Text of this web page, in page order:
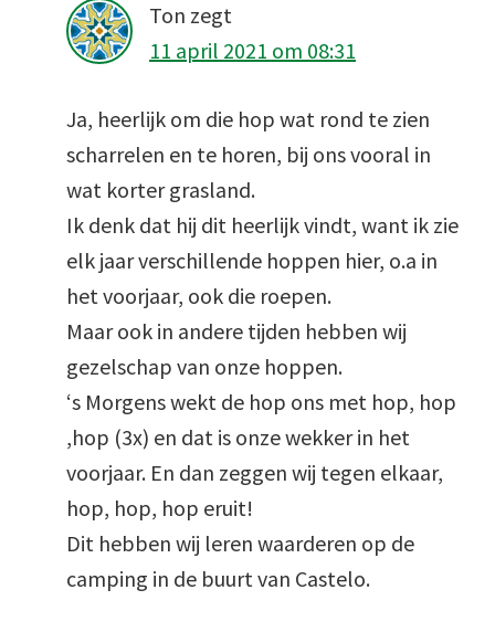
Ton zegt
11 april 2021 om 08:31
Ja, heerlijk om die hop wat rond te zien
scharrelen en te horen, bij ons vooral in
wat korter grasland.
Ik denk dat hij dit heerlijk vindt, want ik zie
elk jaar verschillende hoppen hier, o.a in
het voorjaar, ook die roepen.
Maar ook in andere tijden hebben wij
gezelschap van onze hoppen.
‘s Morgens wekt de hop ons met hop, hop
,hop (3x) en dat is onze wekker in het
voorjaar. En dan zeggen wij tegen elkaar,
hop, hop, hop eruit!
Dit hebben wij leren waarderen op de
camping in de buurt van Castelo.